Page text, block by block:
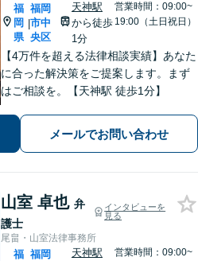
福
岡
県
|
福岡
市中
央区
天神駅
から徒歩
1分
営業時間：09:00~
19:00（土日祝日）
【4万件を超える法律相談実績】あなた
に合った解決策をご提案します。まず
はご相談を。【天神駅 徒歩1分】
メールでお問い合わせ
山室 卓也 弁
護士
インタビューを
見る
尾畠・山室法律事務所
福 福岡
天神駅
営業時間：09:00~